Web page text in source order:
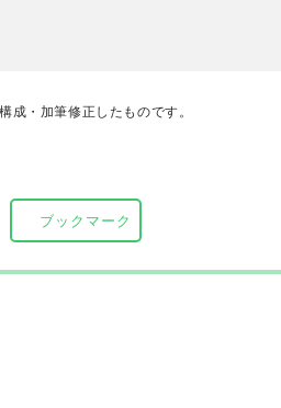
検証・記事制作を行っています。
・加筆修正したものです。
ブックマーク